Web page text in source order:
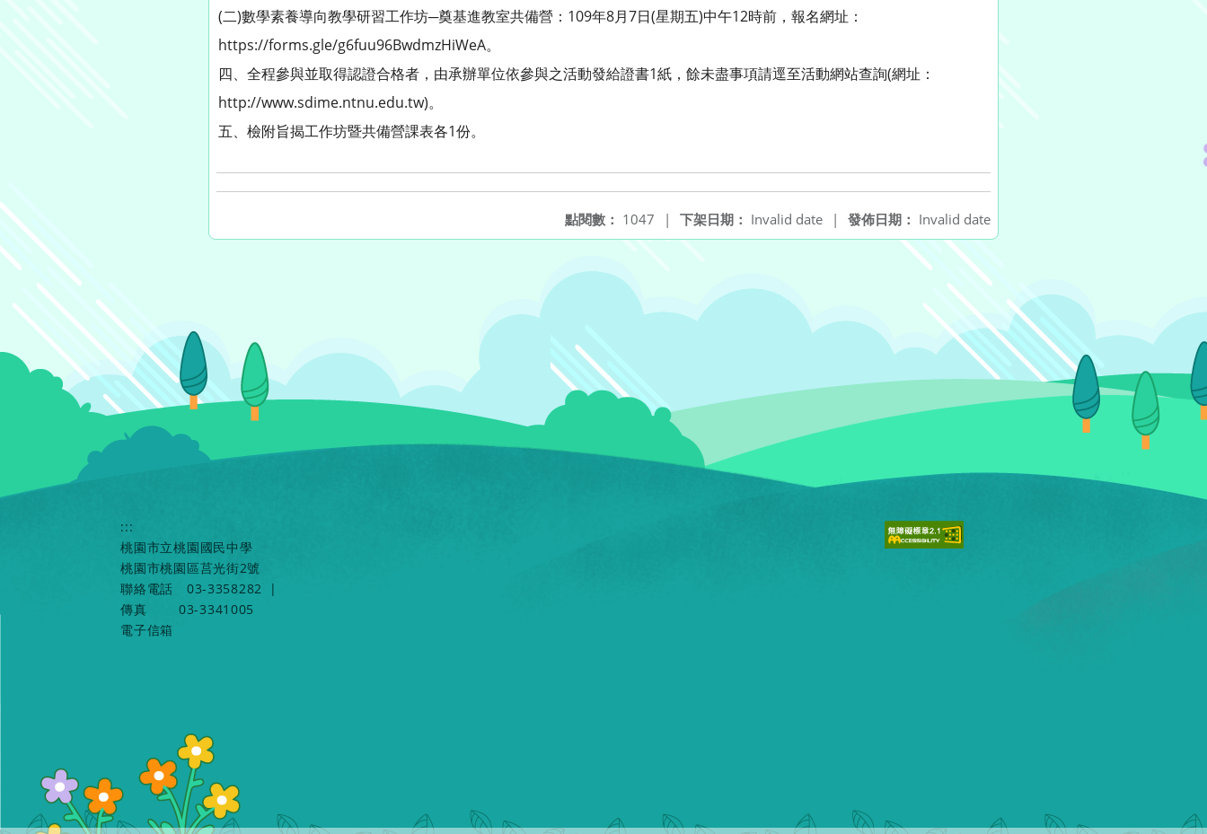
(二)數學素養導向教學研習工作坊─奠基進教室共備營：109年8月7日(星期五)中午12時前，報名網址：
https://forms.gle/g6fuu96BwdmzHiWeA。
四、全程參與並取得認證合格者，由承辦單位依參與之活動發給證書1紙，餘未盡事項請逕至活動網站查詢(網址：
http://www.sdime.ntnu.edu.tw)。
五、檢附旨揭工作坊暨共備營課表各1份。
發佈日期： Invalid date
下架日期： Invalid date |
點閱數： 1047 |
:::
桃園市立桃園國民中學
桃園市桃園區莒光街2號
聯絡電話
03-3358282
|
傳真
03-3341005
電子信箱